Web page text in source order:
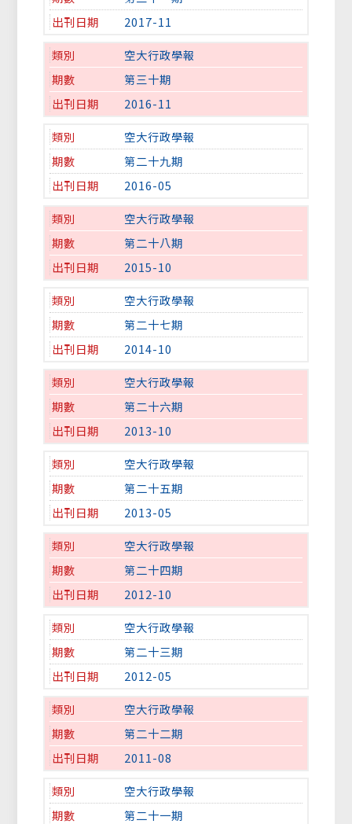
2017-11
空大行政學報
第三十期
2016-11
空大行政學報
第二十九期
2016-05
空大行政學報
第二十八期
2015-10
空大行政學報
第二十七期
2014-10
空大行政學報
第二十六期
2013-10
空大行政學報
第二十五期
2013-05
空大行政學報
第二十四期
2012-10
空大行政學報
第二十三期
2012-05
空大行政學報
第二十二期
2011-08
空大行政學報
第二十一期